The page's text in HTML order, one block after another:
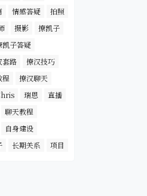
情感答疑
拍照
摄影
撩凯子
凯子答疑
套路
撩汉技巧
程
撩汉聊天
瑞恩
直播
聊天教程
自身建设
长期关系 项目